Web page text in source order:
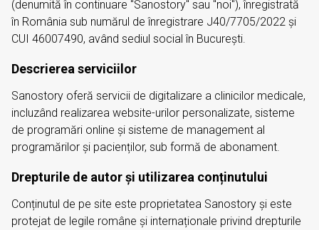
(denumită în continuare "Sanostory" sau "noi"), înregistrată
în România sub numărul de înregistrare J40/7705/2022 și
CUI 46007490, având sediul social în București.
Descrierea serviciilor
Sanostory oferă servicii de digitalizare a clinicilor medicale,
incluzând realizarea website-urilor personalizate, sisteme
de programări online și sisteme de management al
programărilor și pacienților, sub formă de abonament.
Drepturile de autor și utilizarea conținutului
Conținutul de pe site este proprietatea Sanostory și este
protejat de legile române și internaționale privind drepturile